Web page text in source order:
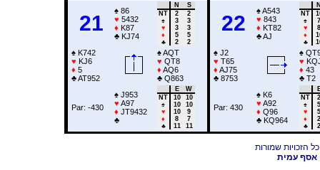
21
♠ 86
♥ 5432
♦ K87
♣ KJ74
N
S
NT
2
2
♠
3
3
♥
3
3
♦
5
5
♣
2 2
♠ K742
♥ KJ6
♦ 5
♣AT952
♠AQT
♥ QT8
♦ AQ6
♣ Q863
Par: -430
♠ J953
♥ A97
♦ JT9432
♣
E
W
NT
10
10
♠
10
10
♥
10
9
♦
8
7
♣
11 11
22
♠A543
♥ 843
♦ KT82
♣AJ
NT
♠
7
♥
8
♦
♣
♠ J2
♥ T65
♦ AJ75
♣ 8753
♠
♥
♦ 43
♣ T2
Par: 430
♠ K6
♥ A92
♦ Q96
♣ KQ964
NT
2
♠
5
♥
5
♦
2
♣
2
אסף עמית